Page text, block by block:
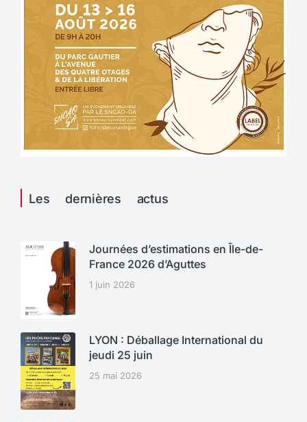
Les dernières actus
Journées d’estimations en Île-de-
France 2026 d’Aguttes
1 juin 2026
LYON : Déballage International du
jeudi 25 juin
25 mai 2026